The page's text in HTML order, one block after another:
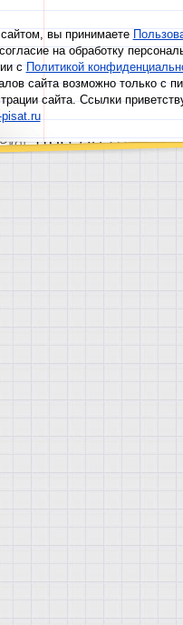
вы принимаете
на обработку
сПолитикой
сайта возможно только с
сайта. Ссылки